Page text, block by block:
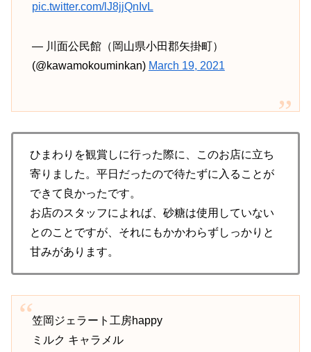
pic.twitter.com/lJ8jjQnIvL
— 川面公民館（岡山県小田郡矢掛町）
(@kawamokouminkan) March 19, 2021
ひまわりを観賞しに行った際に、このお店に立ち
寄りました。平日だったので待たずに入ることが
できて良かったです。
お店のスタッフによれば、砂糖は使用していない
とのことですが、それにもかかわらずしっかりと
甘みがあります。
笠岡ジェラート工房happy
ミルク キャラメル